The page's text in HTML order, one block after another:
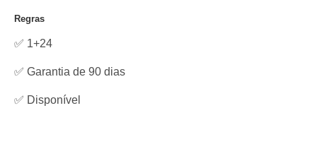
Regras
✅ 1+24
✅ Garantia de 90 dias
✅ Disponível